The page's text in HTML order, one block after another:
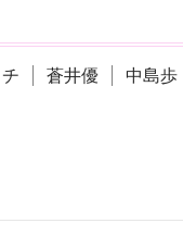
蒼井優
中島歩